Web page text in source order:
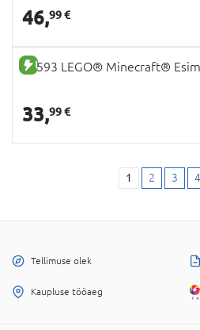
46,99 €
UUS TOODE
21593 LEGO® Minecraft®
33,99 €
1 2 3 4
Tellimuse olek
Kaupluse tööaeg